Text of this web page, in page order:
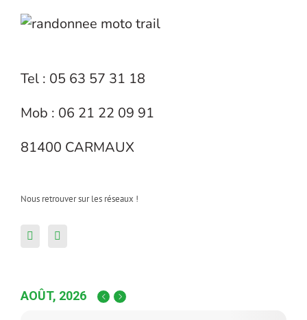
Tel : 05 63 57 31 18
Mob : 06 21 22 09 91
81400 CARMAUX
Nous retrouver sur les réseaux !
AOÛT, 2026